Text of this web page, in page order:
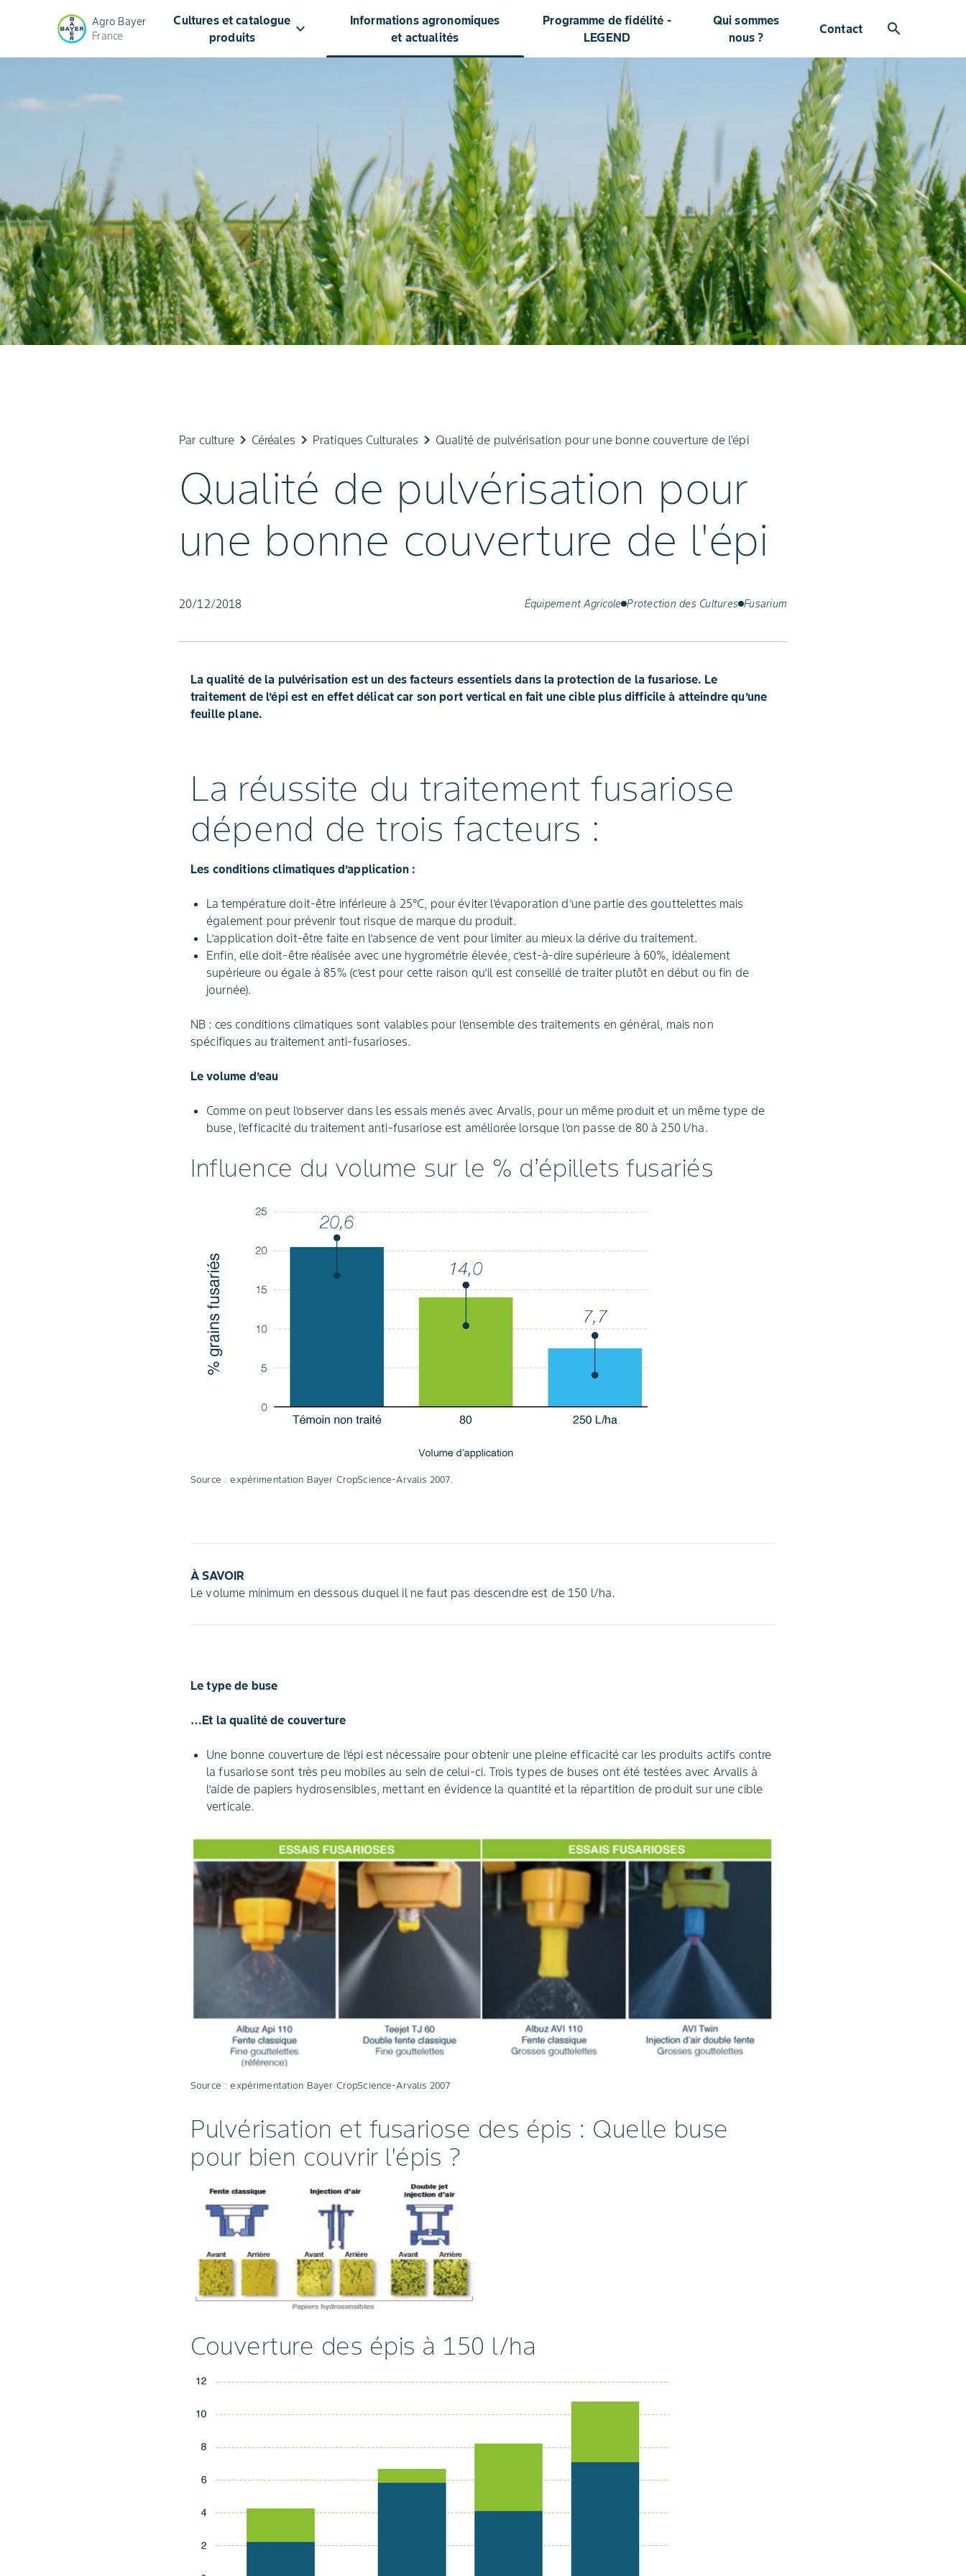
Agro Bayer
France
Cultures et catalogue
produits
keyboard_arrow_down
Informations agronomiques
et actualités
Programme de fidélité -
LEGEND
Qui sommes
nous ?
Contact search
Par culturekeyboard_arrow_right Céréales keyboard_arrow_right Pratiques Culturales keyboard_arrow_right Qualité de pulvérisation pour une bonne couverture de l'épi
Qualité de pulvérisation pour
une bonne couverture de l'épi
20/12/2018 Équipement Agricole Protection des Cultures Fusarium
La qualité de la pulvérisation est un des facteurs essentiels dans la protection de la fusariose. Le
traitement de l’épi est en effet délicat car son port vertical en fait une cible plus difficile à atteindre qu’une
feuille plane.
La réussite du traitement fusariose
dépend de trois facteurs :
Les conditions climatiques d’application :
La température doit-être inférieure à 25°C, pour éviter l’évaporation d’une partie des gouttelettes mais
également pour prévenir tout risque de marque du produit.
L’application doit-être faite en l’absence de vent pour limiter au mieux la dérive du traitement.
Enfin, elle doit-être réalisée avec une hygrométrie élevée, c’est-à-dire supérieure à 60%, idéalement
supérieure ou égale à 85% (c’est pour cette raison qu’il est conseillé de traiter plutôt en début ou fin de
journée).
NB : ces conditions climatiques sont valables pour l’ensemble des traitements en général, mais non
spécifiques au traitement anti-fusarioses.
Le volume d’eau
Comme on peut l’observer dans les essais menés avec Arvalis, pour un même produit et un même type de
buse, l’efficacité du traitement anti-fusariose est améliorée lorsque l’on passe de 80 à 250 l/ha.
Influence du volume sur le % d’épillets fusariés
Source : expérimentation Bayer CropScience-Arvalis 2007.
À SAVOIR
Le volume minimum en dessous duquel il ne faut pas descendre est de 150 l/ha.
Le type de buse
…Et la qualité de couverture
Une bonne couverture de l’épi est nécessaire pour obtenir une pleine efficacité car les produits actifs contre
la fusariose sont très peu mobiles au sein de celui-ci. Trois types de buses ont été testées avec Arvalis à
l’aide de papiers hydrosensibles, mettant en évidence la quantité et la répartition de produit sur une cible
verticale.
Source : expérimentation Bayer CropScience-Arvalis 2007
Pulvérisation et fusariose des épis : Quelle buse
pour bien couvrir l'épis ?
Couverture des épis à 150 l/ha